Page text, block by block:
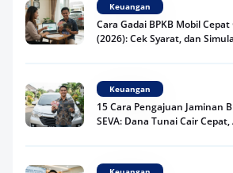
Keuangan
Cara Gadai BPKB Mobil Cepat
(2026): Cek Syarat, dan
Keuangan
15 Cara Pengajuan Jaminan
SEVA: Dana Tunai Cair